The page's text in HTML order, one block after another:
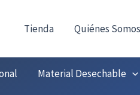
Tienda Quiénes Somos
Material Desechable